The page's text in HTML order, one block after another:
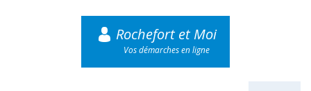
Rochefort et Moi
Vos démarches en ligne